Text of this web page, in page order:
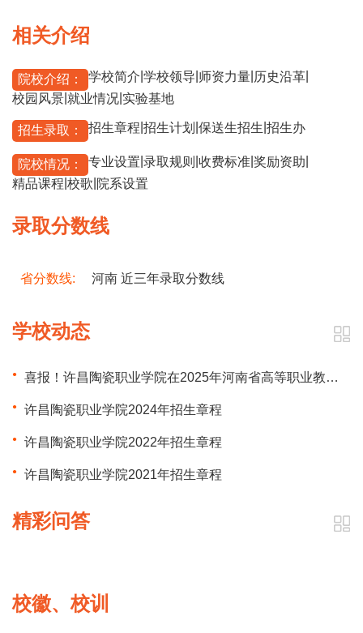
相关介绍
院校介绍： 学校简介 学校领导 师资力量 历史沿革
校园风景 就业情况 实验基地
招生录取： 招生章程 招生计划 保送生招生 招生办
院校情况： 专业设置 录取规则 收费标准 奖励资助
精品课程 校歌 院系设置
录取分数线
省分数线: 河南 近三年录取分数线
学校动态
喜报！许昌陶瓷职业学院在2025年河南省高等职业教育教学能力大赛中斩获佳绩
许昌陶瓷职业学院2024年招生章程
许昌陶瓷职业学院2022年招生章程
许昌陶瓷职业学院2021年招生章程
精彩问答
校徽、校训